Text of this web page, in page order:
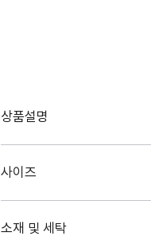
상품설명
사이즈
소재 및 세탁